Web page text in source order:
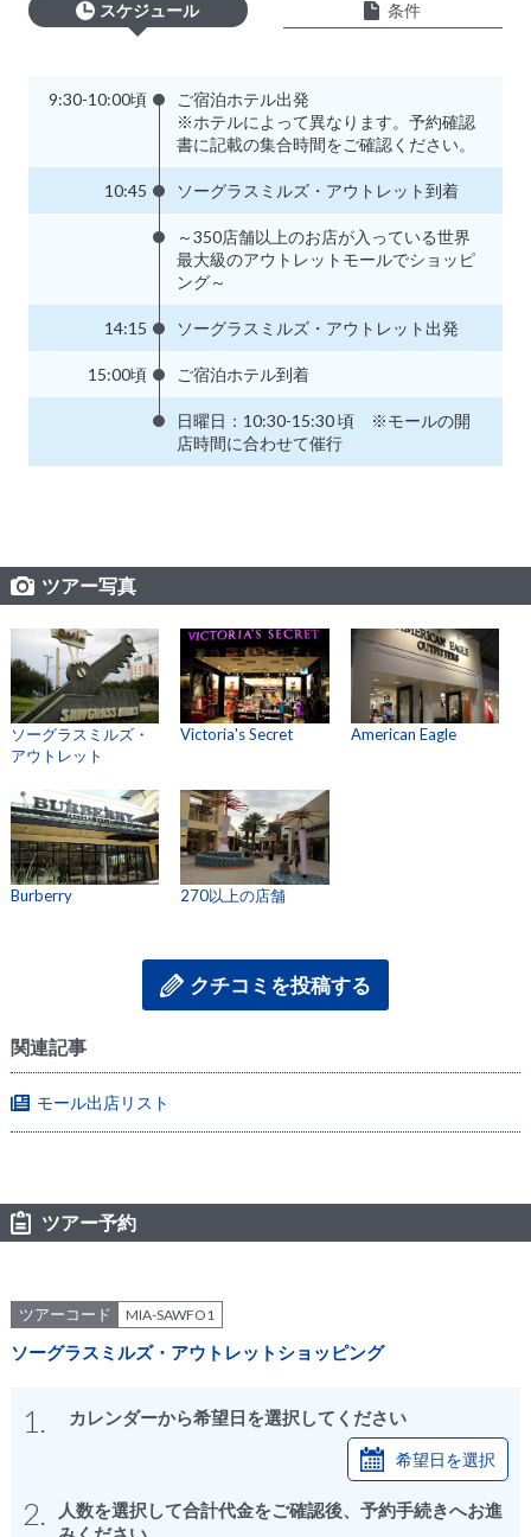
スケジュール 条件
9:30-10:00頃
ご宿泊ホテル出発
※ホテルによって異なります。予約確認
書に記載の集合時間をご確認ください。
10:45 ソーグラスミルズ・アウトレット到着
～350店舗以上のお店が入っている世界
最大級のアウトレットモールでショッピ
ング～
14:15 ソーグラスミルズ・アウトレット出発
15:00頃 ご宿泊ホテル到着
日曜日：10:30-15:30 頃 ※モールの開
店時間に合わせて催行
ツアー写真
ソーグラスミルズ・
アウトレット
Victoria's Secret American Eagle
Burberry 270以上の店舗
クチコミを投稿する
関連記事
モール出店リスト
ツアー予約
ツアーコード MIA-SAWFO1
ソーグラスミルズ・アウトレットショッピング
1. カレンダーから希望日を選択してください
希望日を選択
2.
人数を選択して合計代金をご確認後、予約手続きへお進